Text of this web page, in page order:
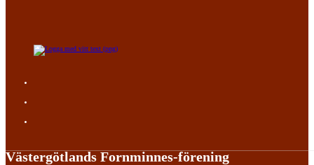
Västergötlands Fornminnes-förening